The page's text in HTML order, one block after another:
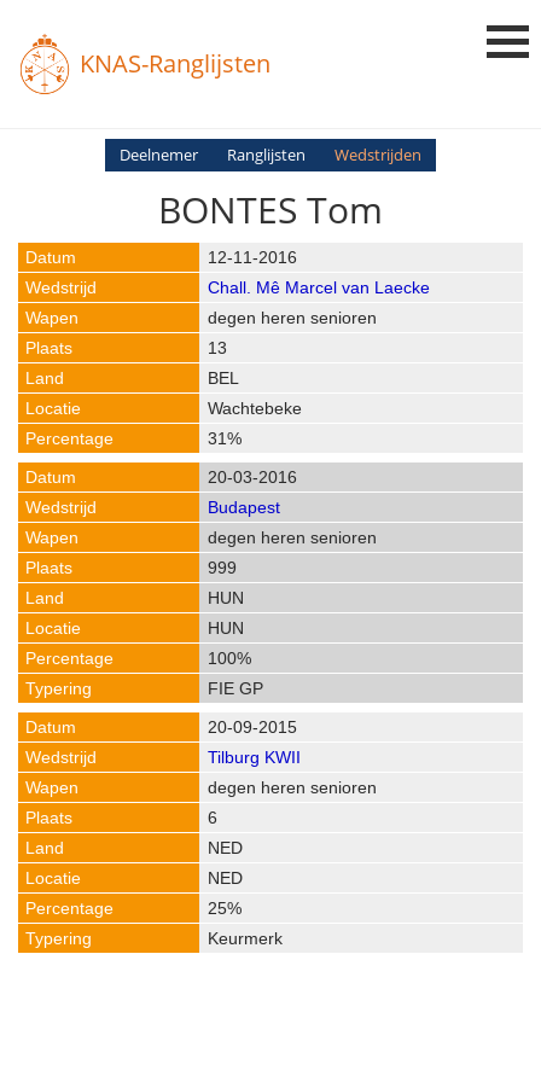
KNAS-Ranglijsten
Login
Uitleg en Vragen
Deelnemer Ranglijsten Wedstrijden
BONTES Tom
12-11-2016
Chall. Mê Marcel van Laecke
degen heren senioren
13
BEL
Wachtebeke
31%
20-03-2016
Budapest
degen heren senioren
999
HUN
HUN
100%
FIE GP
20-09-2015
Tilburg KWII
degen heren senioren
6
NED
NED
25%
Keurmerk